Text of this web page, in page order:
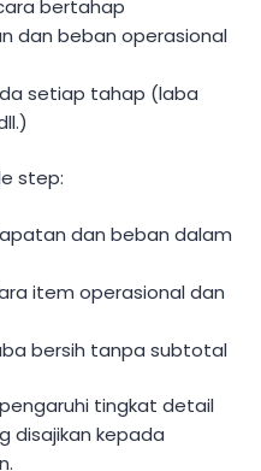
bertahap
dan beban operasional
setiap tahap (laba
step:
dan beban dalam
item operasional dan
bersih tanpa subtotal
tingkat detail
disajikan kepada